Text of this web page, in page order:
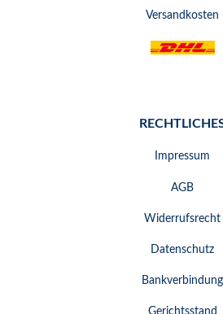
Versandkosten
Impressum
AGB
Widerrufsrecht
Datenschutz
Bankverbindung
Gerichtsstand